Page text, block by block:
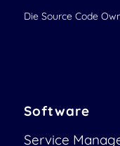
Die Source Code
Software
Service